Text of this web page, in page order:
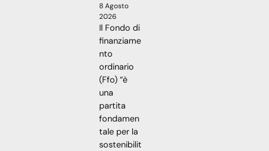
8 Agosto
2026
Il Fondo di
finanziame
nto
ordinario
(Ffo) “è
una
partita
fondamen
tale per la
sostenibilit